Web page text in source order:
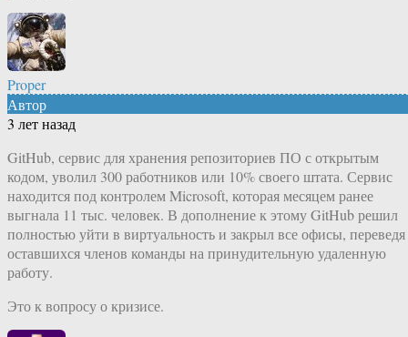
Proper
Автор
3 лет назад
GitHub, сервис для хранения репозиториев ПО с открытым
кодом, уволил 300 работников или 10% своего штата. Сервис
находится под контролем Microsoft, которая месяцем ранее
выгнала 11 тыс. человек. В дополнение к этому GitHub решил
полностью уйти в виртуальность и закрыл все офисы, переведя
оставшихся членов команды на принудительную удаленную
работу.
Это к вопросу о кризисе.